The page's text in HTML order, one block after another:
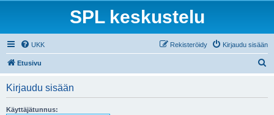
SPL keskustelu
UKK Kirjaudu sisään
Rekisteröidy
Etusivu
Kirjaudu sisään
Käyttäjätunnus: